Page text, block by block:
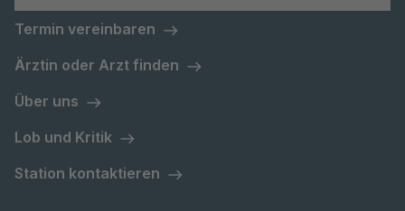
Termin vereinbaren
Ärztin oder Arzt finden
Über uns
Lob und Kritik
Station kontaktieren